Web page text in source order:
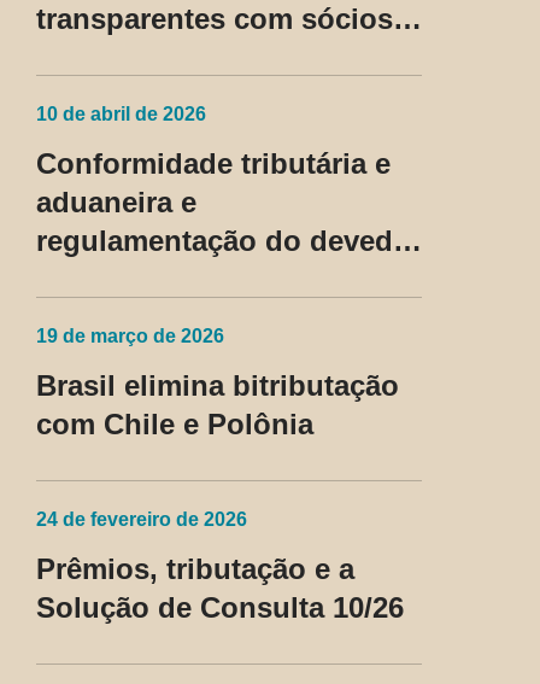
transparentes com sócios
10 de abril de 2026
Conformidade tributária e
aduaneira e
regulamentação do devedor
19 de março de 2026
Brasil elimina bitributação
com Chile e Polônia
24 de fevereiro de 2026
Prêmios, tributação e a
Solução de Consulta 10/26